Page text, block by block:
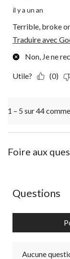
il y a un an
Terrible, broke
Traduire avec
Non, Je ne
Utile? (0)
1 – 5 sur 44
Foire aux
Aucune question
Questions
Aucune